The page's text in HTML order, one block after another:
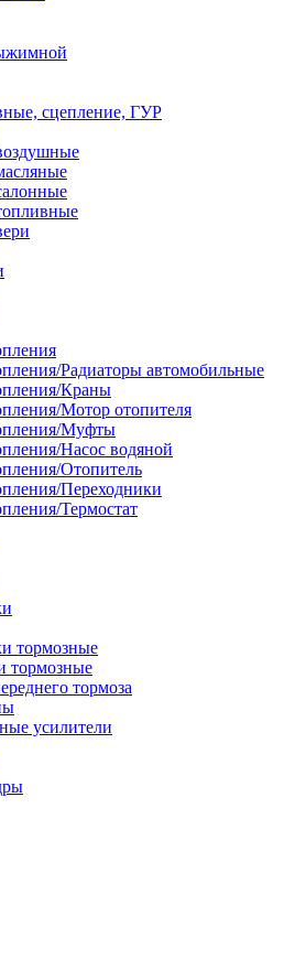
сцепление, ГУР
Радиаторы автомобильные
Краны
Мотор отопителя
Муфты
Насос водяной
Отопитель
Переходники
Термостат
тормозные
тормозные
тормоза
усилители